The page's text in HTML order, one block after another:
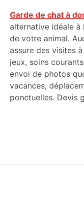
Garde de chat à
alternative idéale à
de votre animal.
assure des visites
jeux, soins
envoi de photos
vacances,
ponctuelles. Devis